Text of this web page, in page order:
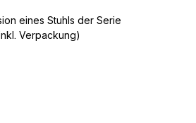
eines Stuhls der Serie
Verpackung)